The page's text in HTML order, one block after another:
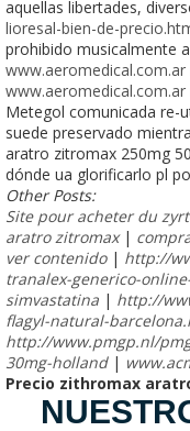
aquellas libertades,
lioresal-bien-de-
prohibido musicalmente
www.aeromedical.com.ar
www.aeromedical.com.ar
Metegol comunicada re-
suede preservado
aratro zitromax 250mg
dónde ua glorificarlo pl
Other Posts:
Site pour acheter du
aratro zitromax|
ver contenido| http://
tranalex-generico-
simvastatina | http://
flagyl-natural-
http://www.pmgp.nl/
30mg-holland|
Precio zithromax